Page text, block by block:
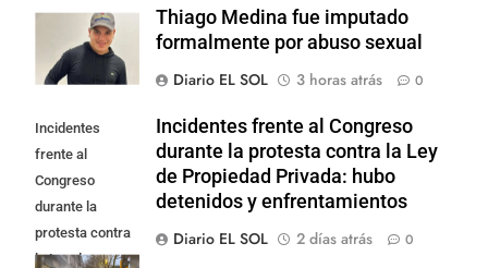
Thiago Medina fue imputado
formalmente por abuso sexual
Diario EL SOL
3 horas atrás 0
Incidentes
frente al
Congreso
durante la
protesta contra
la Ley de
Incidentes frente al Congreso
durante la protesta contra la Ley
de Propiedad Privada: hubo
detenidos y enfrentamientos
Diario EL SOL
2 días atrás 0